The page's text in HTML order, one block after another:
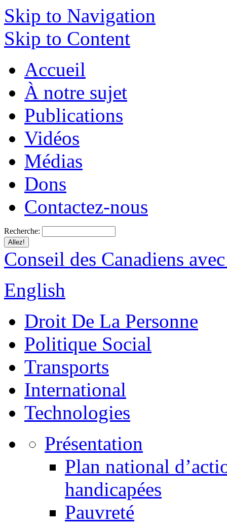
Skip to Navigation
Skip to Content
Accueil
À notre sujet
Publications
Vidéos
Médias
Dons
Contactez-nous
Recherche:
Conseil des Canadiens
English
Droit De La Personne
Politique Social
Transports
International
Technologies
Présentation
Plan national
handicapées
Pauvreté